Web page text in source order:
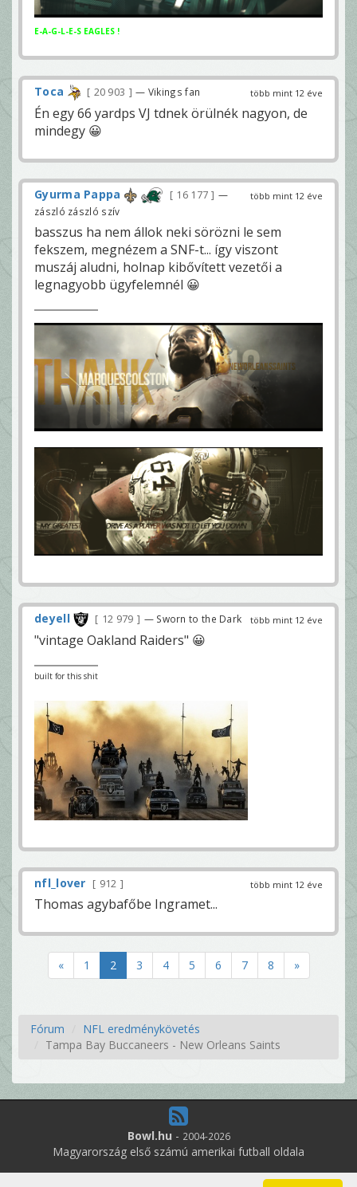
E-A-G-L-E-S EAGLES !
több mint 12 éve
Toca 20 903 — Vikings fan
Én egy 66 yardps VJ tdnek örülnék nagyon, de
mindegy 😀
több mint 12 éve
Gyurma Pappa 16 177
—
zászló zászló szív
basszus ha nem állok neki sörözni le sem
fekszem, megnézem a SNF-t... így viszont
muszáj aludni, holnap kibővített vezetői a
legnagyobb ügyfelemnél 😀
több mint 12 éve
deyell 12 979 — Sworn to the Dark
"vintage Oakland Raiders" 😀
built for this shit
több mint 12 éve
nfl_lover 912
Thomas agybafőbe Ingramet...
« 1 2 3 4 5 6 7 8 »
Fórum
NFL eredménykövetés
Tampa Bay Buccaneers - New Orleans Saints
Bowl.hu - 2004-2026
Magyarország első számú amerikai futball oldala